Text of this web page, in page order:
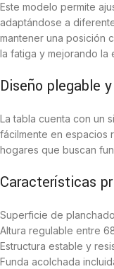
Este modelo permite
adaptándose a
mantener una posición
la fatiga y mejorando la
Diseño plegable
La tabla cuenta con un
fácilmente en espacios
hogares que buscan
Características
Superficie de
Altura regulable entre
Estructura estable y
Funda acolchada